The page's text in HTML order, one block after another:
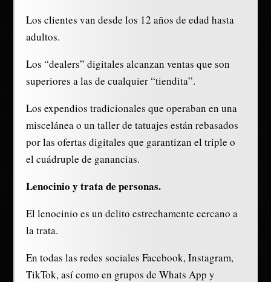
Los clientes van desde los 12 años de edad hasta
adultos.
Los “dealers” digitales alcanzan ventas que son
superiores a las de cualquier “tiendita”.
Los expendios tradicionales que operaban en una
miscelánea o un taller de tatuajes están rebasados
por las ofertas digitales que garantizan el triple o
el cuádruple de ganancias.
Lenocinio y trata de personas.
El lenocinio es un delito estrechamente cercano a
la trata.
En todas las redes sociales Facebook, Instagram,
TikTok, así como en grupos de Whats App y